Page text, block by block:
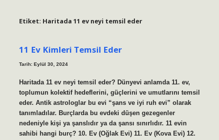
Etiket: Haritada 11 ev neyi temsil eder
11 Ev Kimleri Temsil Eder
Tarih: Eylül 30, 2024
Haritada 11 ev neyi temsil eder? Dünyevi anlamda 11. ev,
toplumun kolektif hedeflerini, güçlerini ve umutlarını temsil
eder. Antik astrologlar bu evi “şans ve iyi ruh evi” olarak
tanımladılar. Burçlarda bu evdeki düşen gezegenler
nedeniyle kişi ya şanslıdır ya da şansı sınırlıdır. 11 evin
sahibi hangi burç? 10. Ev (Oğlak Evi) 11. Ev (Kova Evi) 12.